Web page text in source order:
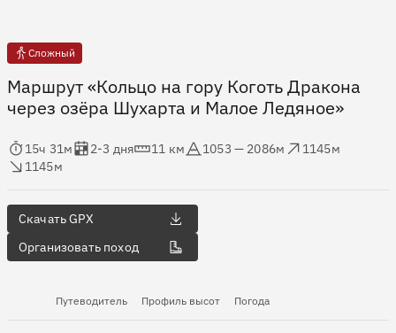
Сложный
Маршрут «Кольцо на гору Коготь Дракона
через озёра Шухарта и Малое Ледяное»
в пути
15ч 31м
Оценка в днях
2-3 дня
Дистанция
11 км
Абсолютная высота
1053 — 2086м
Набор высоты
1145м
1145м
Скачать GPX
Организовать поход
Путеводитель Профиль высот Погода